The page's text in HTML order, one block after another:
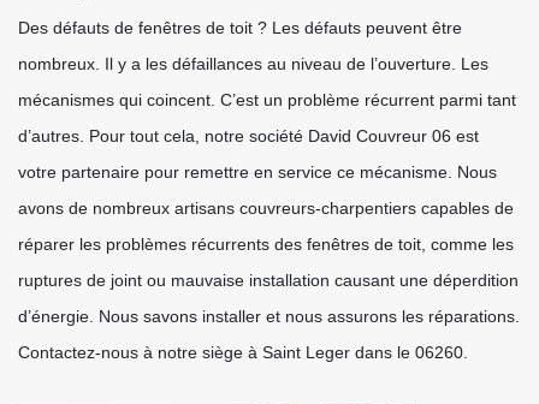
Des défauts de fenêtres de toit ? Les défauts peuvent être
nombreux. Il y a les défaillances au niveau de l’ouverture. Les
mécanismes qui coincent. C’est un problème récurrent parmi tant
d’autres. Pour tout cela, notre société David Couvreur 06 est
votre partenaire pour remettre en service ce mécanisme. Nous
avons de nombreux artisans couvreurs-charpentiers capables de
réparer les problèmes récurrents des fenêtres de toit, comme les
ruptures de joint ou mauvaise installation causant une déperdition
d’énergie. Nous savons installer et nous assurons les réparations.
Contactez-nous à notre siège à Saint Leger dans le 06260.